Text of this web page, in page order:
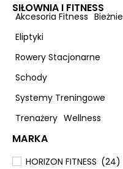
SIŁOWNIA I FITNESS
Akcesoria Fitness Bieżnie
Eliptyki
Rowery Stacjonarne
Schody
Systemy Treningowe
Trenażery Wellness
MARKA
HORIZON FITNESS (24)